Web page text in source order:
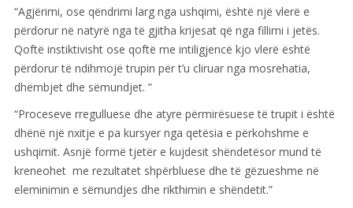
“Agjërimi, ose qëndrimi larg nga ushqimi, është një vlerë e
përdorur në natyrë nga të gjitha krijesat që nga fillimi i jetës.
Qoftë instiktivisht ose qoftë me intiligjencë kjo vlerë është
përdorur të ndihmojë trupin për t’u cliruar nga mosrehatia,
dhëmbjet dhe sëmundjet. ”
“Proceseve rregulluese dhe atyre përmirësuese të trupit i është
dhënë një nxitje e pa kursyer nga qetësia e përkohshme e
ushqimit. Asnjë formë tjetër e kujdesit shëndetësor mund të
kreneohet me rezultatet shpërbluese dhe të gëzueshme në
eleminimin e sëmundjes dhe rikthimin e shëndetit.”